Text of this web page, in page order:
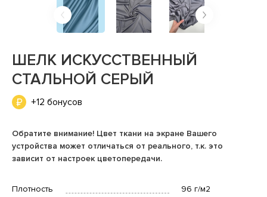
ШЕЛК ИСКУССТВЕННЫЙ
СТАЛЬНОЙ СЕРЫЙ
+12 бонусов
Обратите внимание! Цвет ткани на экране Вашего
устройства может отличаться от реального, т.к. это
зависит от настроек цветопередачи.
Плотность
96 г/м2